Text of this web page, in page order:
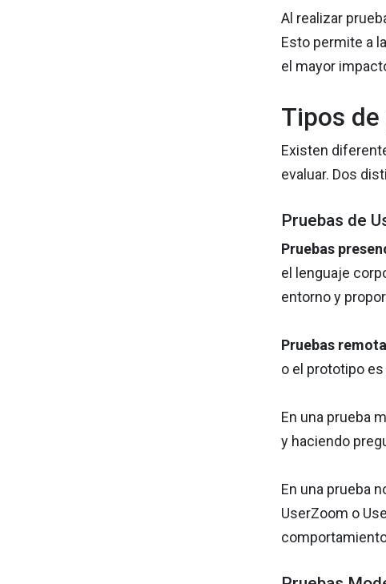
Al realizar
Esto permite a
el mayor
Tipos
Existen
evaluar. Dos
Pruebas de
Pruebas
el lenguaje
entorno y
Pruebas
o el prototipo
En una prueba
y haciendo
En una prueba
UserZoom o